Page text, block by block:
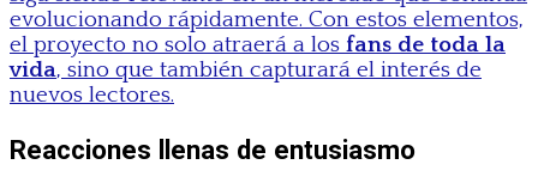
evolucionando rápidamente. Con estos elementos,
el proyecto no solo atraerá a los fans de toda la
vida, sino que también capturará el interés de
nuevos lectores.
Reacciones llenas de entusiasmo